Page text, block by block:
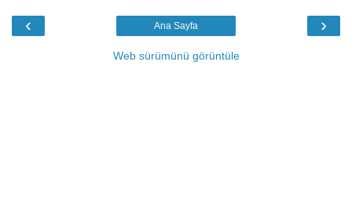
‹ ›
Ana Sayfa
Web sürümünü görüntüle